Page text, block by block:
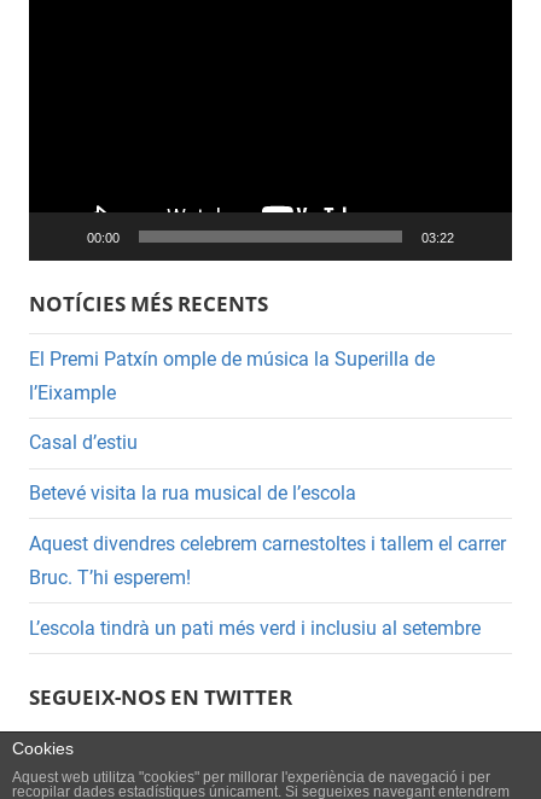
00:00 03:22
NOTÍCIES MÉS RECENTS
El Premi Patxín omple de música la Superilla de
l’Eixample
Casal d’estiu
Betevé visita la rua musical de l’escola
Aquest divendres celebrem carnestoltes i tallem el carrer
Bruc. T’hi esperem!
L’escola tindrà un pati més verd i inclusiu al setembre
SEGUEIX-NOS EN TWITTER
Cookies
Aquest web utilitza "cookies" per millorar l'experiència de navegació i per
recopilar dades estadístiques únicament. Si segueixes navegant entendrem